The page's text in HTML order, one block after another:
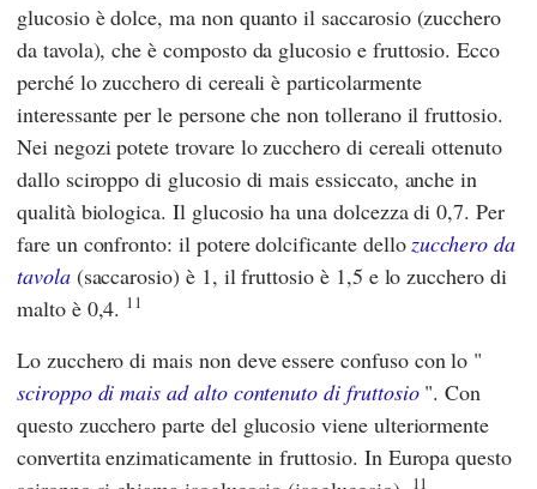
glucosio è dolce, ma non quanto il saccarosio (zucchero
da tavola), che è composto da glucosio e fruttosio. Ecco
perché lo zucchero di cereali è particolarmente
interessante per le persone che non tollerano il fruttosio.
Nei negozi potete trovare lo zucchero di cereali ottenuto
dallo sciroppo di glucosio di mais essiccato, anche in
qualità biologica. Il glucosio ha una dolcezza di 0,7. Per
fare un confronto: il potere dolcificante dellozucchero da
tavola(saccarosio) è 1, il fruttosio è 1,5 e lo zucchero di
malto è 0,4. 11
Lo zucchero di mais non deve essere confuso con lo "
sciroppo di mais ad alto contenuto di fruttosio". Con
questo zucchero parte del glucosio viene ulteriormente
convertita enzimaticamente in fruttosio. In Europa questo
11